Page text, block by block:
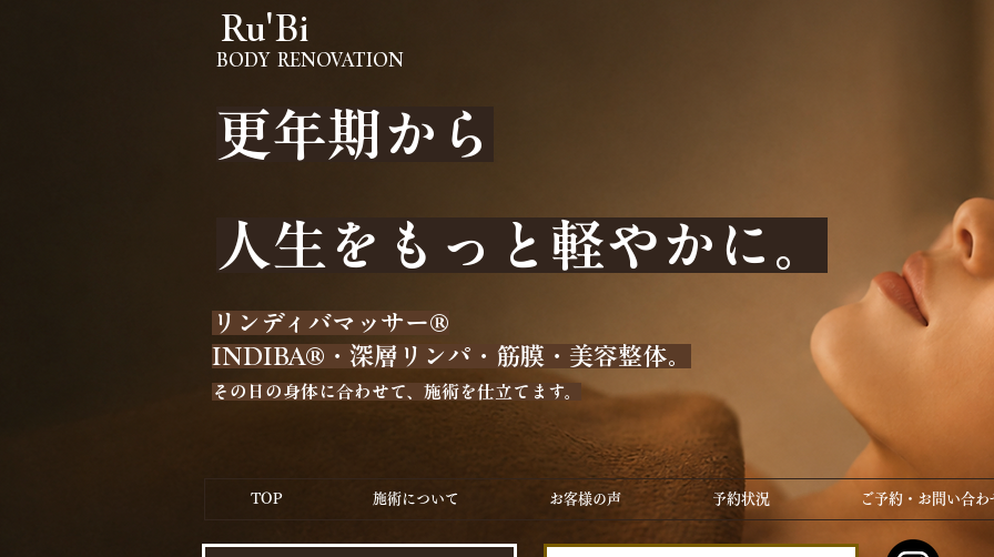
BODY RENOVATION
Ru'Bi
更年期から
​人生をもっと軽やかに。
TOP 施術について お客様の声 予約状況 ご予約・お問い合
リンディバマッサー®️
INDIBA®️・深層リンパ・筋膜・美容整体。
その日の身体に合わせて、施術を仕立てます。